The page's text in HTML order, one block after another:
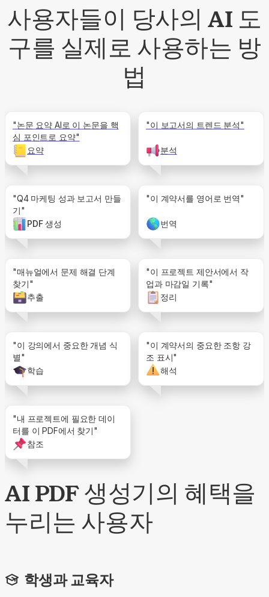
사용자들이 당사의 AI 도
구를 실제로 사용하는 방
법
"논문 요약 AI로 이 논문을 핵
심 포인트로 요약"
요약
"이 보고서의 트렌드 분석"
분석
"Q4 마케팅 성과 보고서 만들
기"
PDF 생성
"이 계약서를 영어로 번역"
번역
"매뉴얼에서 문제 해결 단계
찾기"
추출
"이 프로젝트 제안서에서 작
업과 마감일 기록"
정리
"이 강의에서 중요한 개념 식
별"
학습
"이 계약서의 중요한 조항 강
조 표시"
해석
"내 프로젝트에 필요한 데이
터를 이 PDF에서 찾기"
참조
AI PDF 생성기의 혜택을
누리는 사용자
학생과 교육자